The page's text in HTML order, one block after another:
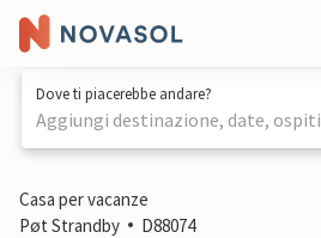
Dove ti piacerebbe andare?
Aggiungi destinazione, date, ospiti
1 / 25
Casa per vacanze
Pøt Strandby
D88074